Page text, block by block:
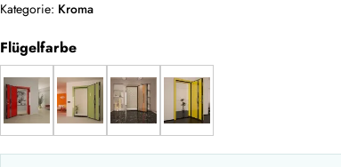
Kategorie: Kroma
Flügelfarbe